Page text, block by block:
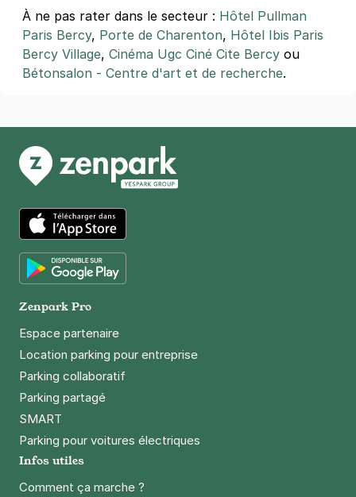
À ne pas rater dans le secteur : Hôtel Pullman
Paris Bercy, Porte de Charenton, Hôtel Ibis Paris
Bercy Village, Cinéma Ugc Ciné Cite Bercy ou
Bétonsalon - Centre d'art et de recherche.
App Store
Zenpark Pro
Espace partenaire
Location parking pour entreprise
Parking collaboratif
Parking partagé
SMART
Parking pour voitures électriques
Infos utiles
Comment ça marche ?